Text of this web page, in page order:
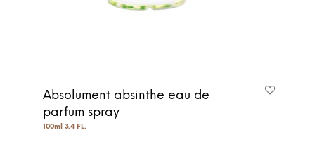
Absolument absinthe eau de
parfum spray
100ml 3.4 FL.